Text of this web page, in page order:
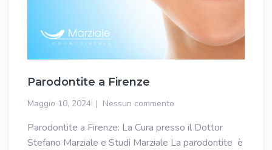
Parodontite a Firenze
Maggio 10, 2024 Nessun commento
Parodontite a Firenze: La Cura presso il Dottor
Stefano Marziale e Studi Marziale La parodontite è